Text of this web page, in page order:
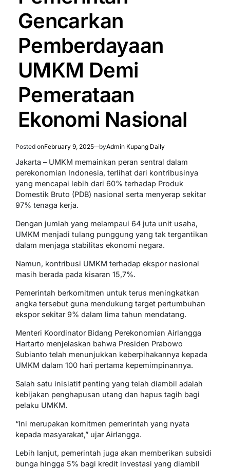
Gencarkan
Pemberdayaan
UMKM Demi
Pemerataan
Ekonomi Nasional
Posted onFebruary 9, 2025 byAdmin Kupang Daily
Jakarta – UMKM memainkan peran sentral dalam
perekonomian Indonesia, terlihat dari kontribusinya
yang mencapai lebih dari 60% terhadap Produk
Domestik Bruto (PDB) nasional serta menyerap sekitar
97% tenaga kerja.
Dengan jumlah yang melampaui 64 juta unit usaha,
UMKM menjadi tulang punggung yang tak tergantikan
dalam menjaga stabilitas ekonomi negara.
Namun, kontribusi UMKM terhadap ekspor nasional
masih berada pada kisaran 15,7%.
Pemerintah berkomitmen untuk terus meningkatkan
angka tersebut guna mendukung target pertumbuhan
ekspor sekitar 9% dalam lima tahun mendatang.
Menteri Koordinator Bidang Perekonomian Airlangga
Hartarto menjelaskan bahwa Presiden Prabowo
Subianto telah menunjukkan keberpihakannya kepada
UMKM dalam 100 hari pertama kepemimpinannya.
Salah satu inisiatif penting yang telah diambil adalah
kebijakan penghapusan utang dan hapus tagih bagi
pelaku UMKM.
“Ini merupakan komitmen pemerintah yang nyata
kepada masyarakat,” ujar Airlangga.
Lebih lanjut, pemerintah juga akan memberikan subsidi
bunga hingga 5% bagi kredit investasi yang diambil